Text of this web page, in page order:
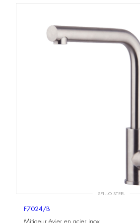
SPILLO STEEL
F7024/B
Mitigeur évier en acier inox